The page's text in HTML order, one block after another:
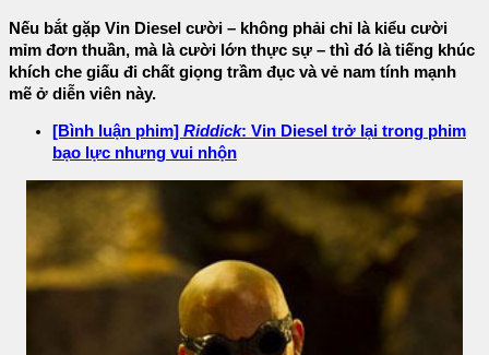
Nếu bắt gặp Vin Diesel cười – không phải chỉ là kiểu cười
mỉm đơn thuần, mà là cười lớn thực sự – thì đó là tiếng khúc
khích che giấu đi chất giọng trầm đục và vẻ nam tính mạnh
mẽ ở diễn viên này.
[Bình luận phim] Riddick: Vin Diesel trở lại trong phim
bạo lực nhưng vui nhộn